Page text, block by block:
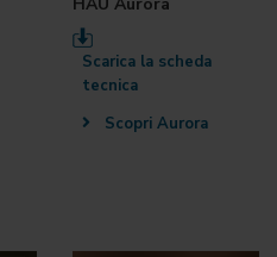
Scarica la scheda
tecnica
Scopri Aurora